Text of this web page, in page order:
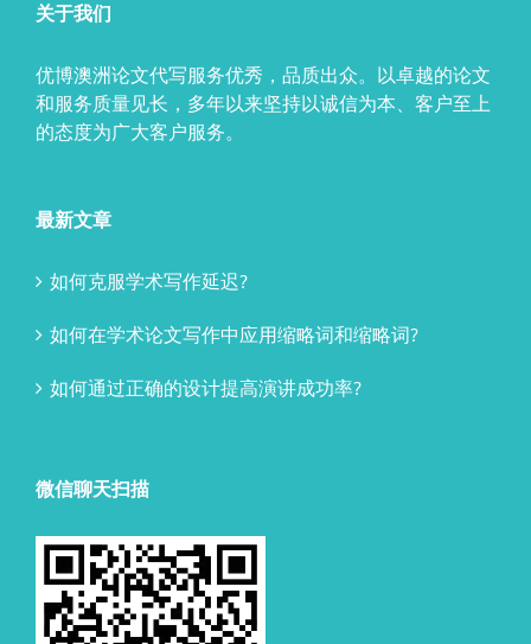
关于我们
优博澳洲论文代写服务优秀，品质出众。以卓越的论文
和服务质量见长，多年以来坚持以诚信为本、客户至上
的态度为广大客户服务。
最新文章
如何克服学术写作延迟?
如何在学术论文写作中应用缩略词和缩略词?
如何通过正确的设计提高演讲成功率?
微信聊天扫描